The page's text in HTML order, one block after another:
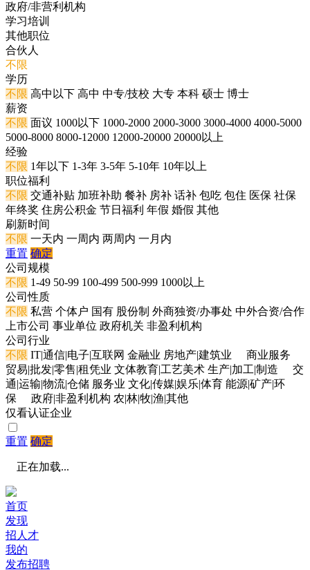
政府/非营利机构
学习培训
其他职位
合伙人
不限
学历
不限 高中以下 高中 中专/技校 大专 本科 硕士 博士
薪资
不限 面议 1000以下 1000-2000 2000-3000 3000-4000 4000-5000
5000-8000 8000-12000 12000-20000 20000以上
经验
不限 1年以下 1-3年 3-5年 5-10年 10年以上
职位福利
不限 交通补贴 加班补助 餐补 房补 话补 包吃 包住 医保 社保
年终奖 住房公积金 节日福利 年假 婚假 其他
刷新时间
不限 一天内 一周内 两周内 一月内
重置 确定
公司规模
不限 1-49 50-99 100-499 500-999 1000以上
公司性质
不限 私营 个体户 国有 股份制 外商独资/办事处 中外合资/合作
上市公司 事业单位 政府机关 非盈利机构
公司行业
不限 IT|通信|电子|互联网 金融业 房地产|建筑业
商业服务
贸易|批发|零售|租凭业 文体教育|工艺美术 生产|加工|制造
交
通|运输|物流|仓储 服务业 文化|传媒|娱乐|体育 能源|矿产|环
保
政府|非盈利机构 农|林|牧|渔|其他
仅看认证企业
重置 确定
正在加载...
首页
发现
招人才
我的
发布招聘